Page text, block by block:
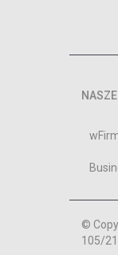
©
105/